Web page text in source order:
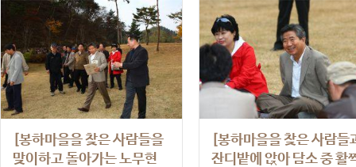
[봉하마을을 찾은 사람들을
맞이하고 돌아가는 노무현
[봉하마을을 찾은 사람들
잔디밭에 앉아 담소 중 활